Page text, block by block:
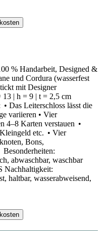
% Handarbeit, Designed &
und Cordura (wasserfest
mit Designer
| h = 9 | t = 2,5 cm
Das Leiterschloss lässt die
variieren • Vier
4–8 Karten verstauen •
etc. • Vier
Bons,
abwaschbar, waschbar
Nachhaltigkeit:
haltbar, wasserabweisend,